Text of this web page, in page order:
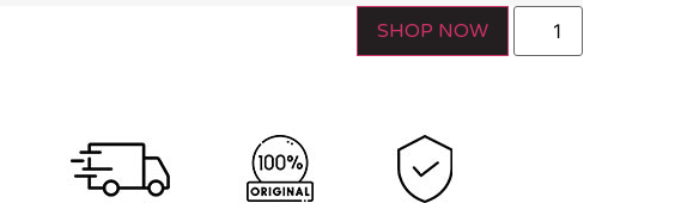
SHOP NOW